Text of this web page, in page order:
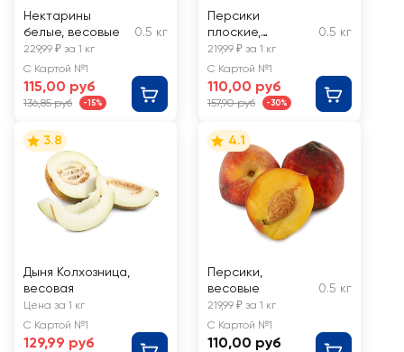
Нектарины
белые, весовые
0.5 кг
229,99 ₽ за 1 кг
С Картой №1
115,00 руб
136,85 руб -15%
Персики
плоские,
весовые
0.5 кг
219,99 ₽ за 1 кг
С Картой №1
110,00 руб
157,90 руб -30%
3.8
Дыня Колхозница,
весовая
Цена за 1 кг
С Картой №1
129,99 руб
4.1
Персики,
весовые
0.5 кг
219,99 ₽ за 1 кг
С Картой №1
110,00 руб